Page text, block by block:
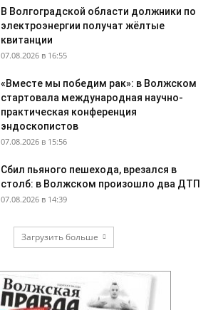
В Волгоградской области должники по
электроэнергии получат жёлтые
квитанции
07.08.2026 в 16:55
«Вместе мы победим рак»: в Волжском
стартовала международная научно-
практическая конференция
эндоскопистов
07.08.2026 в 15:56
Сбил пьяного пешехода, врезался в
столб: в Волжском произошло два ДТП
07.08.2026 в 14:39
Загрузить больше